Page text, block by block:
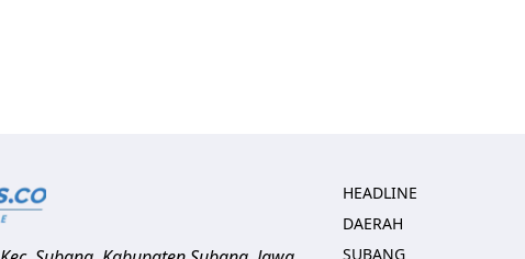
HEADLINE
DAERAH
SUBANG